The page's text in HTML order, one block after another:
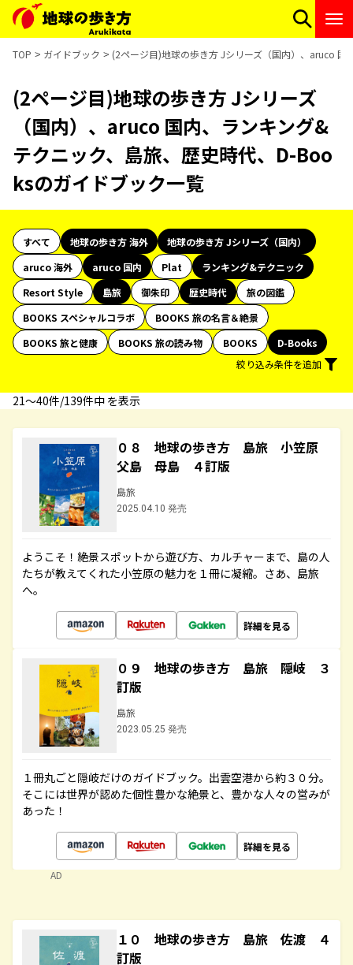
TOP ガイドブック (2ページ目)地球の歩き方 Jシリーズ（国内）、aruco
(2ページ目)地球の歩き方 Jシリーズ
（国内）、aruco 国内、ランキング&
テクニック、島旅、歴史時代、D-Boo
ksのガイドブック一覧
すべて 地球の歩き方 海外
地球の歩き方 Jシリーズ（国内）
aruco 海外
aruco 国内 Plat
ランキング&テクニック
Resort Style
島旅 御朱印 歴史時代
旅の図鑑
BOOKS スペシャルコラボ
BOOKS 旅の名言＆絶景
BOOKS 旅と健康
BOOKS 旅の読み物 BOOKS
D-Books
絞り込み条件を追加
21〜40件/139件中 を表示
０８ 地球の歩き方 島旅 小笠原
父島 母島 ４訂版
島旅
2025.04.10 発売
ようこそ！絶景スポットから遊び方、カルチャーまで、島の人
たちが教えてくれた小笠原の魅力を１冊に凝縮。さあ、島旅
へ。
詳細を見る
０９ 地球の歩き方 島旅 隠岐 ３
訂版
島旅
2023.05.25 発売
１冊丸ごと隠岐だけのガイドブック。出雲空港から約３０分。
そこには世界が認めた個性豊かな絶景と、豊かな人々の営みが
あった！
詳細を見る
AD
１０ 地球の歩き方 島旅 佐渡 ４
訂版